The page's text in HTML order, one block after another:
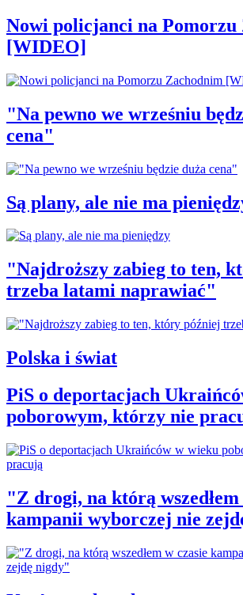
Nowi policjanci na Pomorzu
[WIDEO]
"Na pewno we wrześniu
cena"
Są plany, ale nie ma
"Najdroższy zabieg to ten,
trzeba latami naprawiać"
Polska i świat
PiS o deportacjach
poborowym, którzy nie
"Z drogi, na którą wszedłem
kampanii wyborczej nie